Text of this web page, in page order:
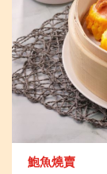
鮑魚燒賣